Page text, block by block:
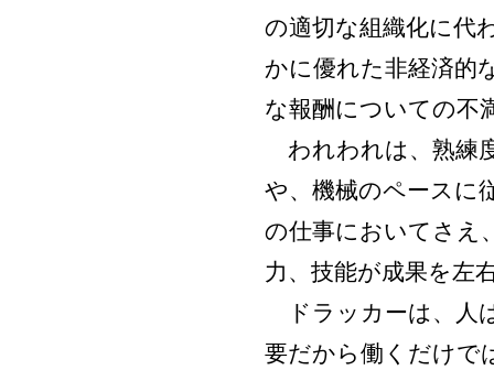
の適切な組織化に代
かに優れた非経済的
な報酬についての不
われわれは、熟練
や、機械のペースに
の仕事においてさえ
力、技能が成果を左
ドラッカーは、人
要だから働くだけで